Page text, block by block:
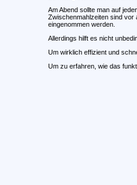
Am Abend sollte man auf
Zwischenmahlzeiten sind vor
eingenommen werden.
Allerdings hilft es nicht
Um wirklich effizient und
Um zu erfahren, wie das